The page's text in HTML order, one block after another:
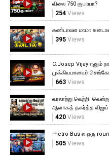
விலை 750 ரூபாயா?
254Views
கண்டாவள மாமா
395Views
C.Josep Vijay எனும்
முக்கியமானவர்
663Views
வரலாற்று வெற்றி!
ஆளாகத் தகர்த்த விஜய்!
420Views
metro Bus ல ஒரு
505Views